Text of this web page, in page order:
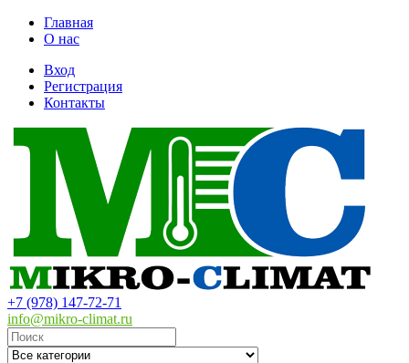
Главная
О нас
Вход
Регистрация
Контакты
+7 (978) 147-72-71
info@mikro-climat.ru